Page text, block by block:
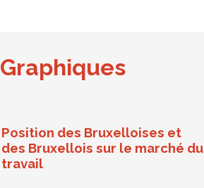
Graphiques
Position des Bruxelloises et
des Bruxellois sur le marché du
travail